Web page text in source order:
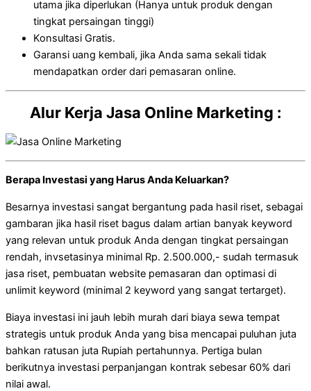
utama jika diperlukan (Hanya untuk produk dengan
tingkat persaingan tinggi)
Konsultasi Gratis.
Garansi uang kembali, jika Anda sama sekali tidak
mendapatkan order dari pemasaran online.
Alur Kerja Jasa Online Marketing :
Berapa Investasi yang Harus Anda Keluarkan?
Besarnya investasi sangat bergantung pada hasil riset, sebagai
gambaran jika hasil riset bagus dalam artian banyak keyword
yang relevan untuk produk Anda dengan tingkat persaingan
rendah, invsetasinya minimal Rp. 2.500.000,- sudah termasuk
jasa riset, pembuatan website pemasaran dan optimasi di
unlimit keyword (minimal 2 keyword yang sangat tertarget).
Biaya investasi ini jauh lebih murah dari biaya sewa tempat
strategis untuk produk Anda yang bisa mencapai puluhan juta
bahkan ratusan juta Rupiah pertahunnya. Pertiga bulan
berikutnya investasi perpanjangan kontrak sebesar 60% dari
nilai awal.